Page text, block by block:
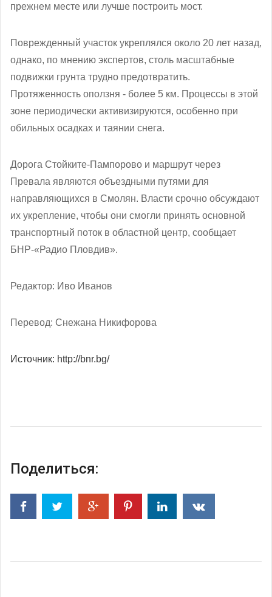
прежнем месте или лучше построить мост.
Поврежденный участок укреплялся около 20 лет назад,
однако, по мнению экспертов, столь масштабные
подвижки грунта трудно предотвратить.
Протяженность оползня - более 5 км. Процессы в этой
зоне периодически активизируются, особенно при
обильных осадках и таянии снега.
Дорога Стойките-Пампорово и маршрут через
Превала являются объездными путями для
направляющихся в Смолян. Власти срочно обсуждают
их укрепление, чтобы они смогли принять основной
транспортный поток в областной центр, сообщает
БНР-«Радио Пловдив».
Редактор: Иво Иванов
Перевод: Снежана Никифорова
Источник: http://bnr.bg/
Поделиться: